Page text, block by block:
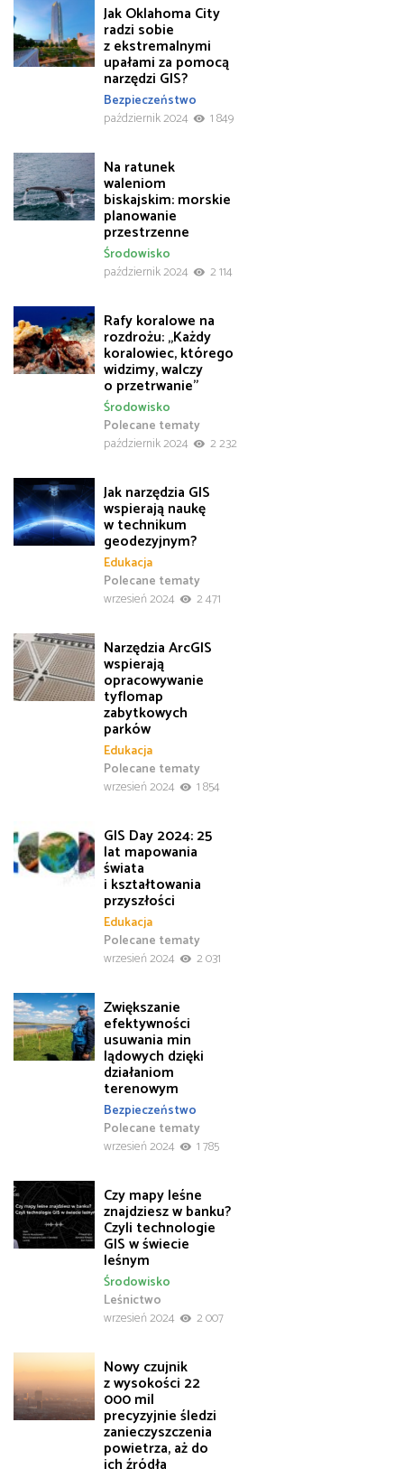
Jak Oklahoma City
radzi sobie
z ekstremalnymi
upałami za pomocą
narzędzi GIS?
Bezpieczeństwo
październik 2024
1 849
Na ratunek
waleniom
biskajskim: morskie
planowanie
przestrzenne
Środowisko
październik 2024
2 114
Rafy koralowe na
rozdrożu: „Każdy
koralowiec, którego
widzimy, walczy
o przetrwanie”
Polecane tematy
Środowisko
październik 2024
2 232
Jak narzędzia GIS
wspierają naukę
w technikum
geodezyjnym?
Edukacja
Polecane tematy
wrzesień 2024
2 471
Narzędzia ArcGIS
wspierają
opracowywanie
tyflomap
zabytkowych
parków
Edukacja
Polecane tematy
wrzesień 2024
1 854
GIS Day 2024: 25
lat mapowania
świata
i kształtowania
przyszłości
Edukacja
Polecane tematy
wrzesień 2024
2 031
Zwiększanie
efektywności
usuwania min
lądowych dzięki
działaniom
terenowym
Bezpieczeństwo
Polecane tematy
wrzesień 2024
1 785
Czy mapy leśne
znajdziesz w banku?
Czyli technologie
GIS w świecie
leśnym
Leśnictwo
Środowisko
wrzesień 2024
2 007
Nowy czujnik
z wysokości 22
000 mil
precyzyjnie śledzi
zanieczyszczenia
powietrza, aż do